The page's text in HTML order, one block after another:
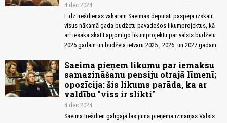
4.dec 2024
Līdz trešdienas vakaram Saeimas deputāti paspēja izskatīt
visus nākamā gada budžetu pavadošos likumprojektus, kā
arī iesāka skatīt apjomīgo likumprojektu par valsts budžetu
2025.gadam un budžeta ietvaru 2025., 2026. un 2027.gadam.
Saeima pieņem likumu par iemaksu
samazināšanu pensiju otrajā līmenī;
opozīcija: šis likums parāda, ka ar
valdību "viss ir slikti"
4.dec 2024
Saeima trešdien galīgajā lasījumā pieņēma izmaiņas Valsts